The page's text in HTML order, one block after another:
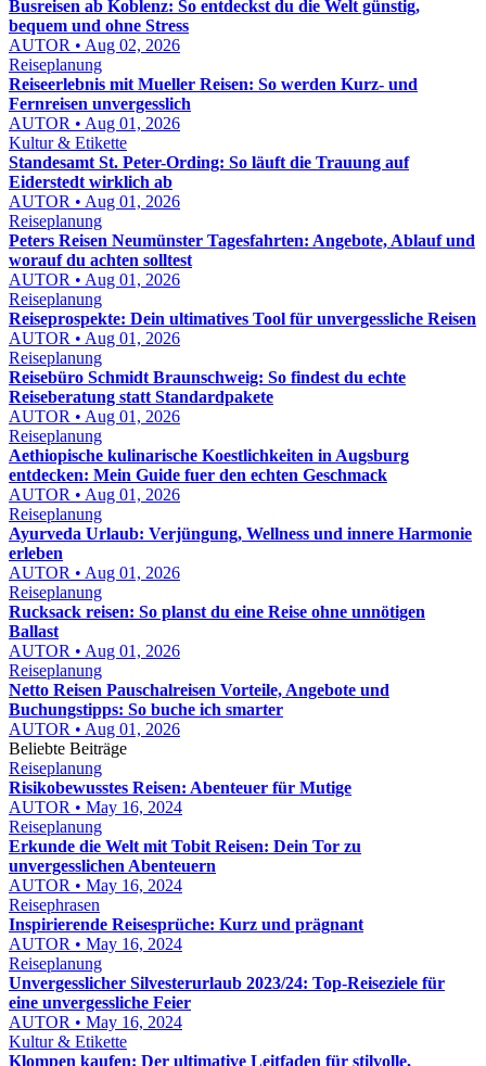
Busreisen ab Koblenz: So entdeckst du die Welt günstig,
bequem und ohne Stress
AUTOR • Aug 02, 2026
Reiseplanung
Reiseerlebnis mit Mueller Reisen: So werden Kurz- und
Fernreisen unvergesslich
AUTOR • Aug 01, 2026
Kultur & Etikette
Standesamt St. Peter-Ording: So läuft die Trauung auf
Eiderstedt wirklich ab
AUTOR • Aug 01, 2026
Reiseplanung
Peters Reisen Neumünster Tagesfahrten: Angebote, Ablauf und
worauf du achten solltest
AUTOR • Aug 01, 2026
Reiseplanung
Reiseprospekte: Dein ultimatives Tool für unvergessliche Reisen
AUTOR • Aug 01, 2026
Reiseplanung
Reisebüro Schmidt Braunschweig: So findest du echte
Reiseberatung statt Standardpakete
AUTOR • Aug 01, 2026
Reiseplanung
Aethiopische kulinarische Koestlichkeiten in Augsburg
entdecken: Mein Guide fuer den echten Geschmack
AUTOR • Aug 01, 2026
Reiseplanung
Ayurveda Urlaub: Verjüngung, Wellness und innere Harmonie
erleben
AUTOR • Aug 01, 2026
Reiseplanung
Rucksack reisen: So planst du eine Reise ohne unnötigen
Ballast
AUTOR • Aug 01, 2026
Reiseplanung
Netto Reisen Pauschalreisen Vorteile, Angebote und
Buchungstipps: So buche ich smarter
AUTOR • Aug 01, 2026
Beliebte Beiträge
Reiseplanung
Risikobewusstes Reisen: Abenteuer für Mutige
AUTOR • May 16, 2024
Reiseplanung
Erkunde die Welt mit Tobit Reisen: Dein Tor zu
unvergesslichen Abenteuern
AUTOR • May 16, 2024
Reisephrasen
Inspirierende Reisesprüche: Kurz und prägnant
AUTOR • May 16, 2024
Reiseplanung
Unvergesslicher Silvesterurlaub 2023/24: Top-Reiseziele für
eine unvergessliche Feier
AUTOR • May 16, 2024
Kultur & Etikette
Klompen kaufen: Der ultimative Leitfaden für stilvolle,